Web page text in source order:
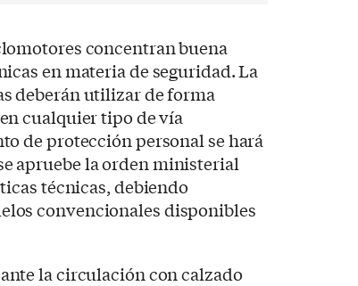
concentran buena
en materia de seguridad. La
deberán utilizar de forma
cualquier tipo de vía
de protección personal se hará
apruebe la orden ministerial
técnicas, debiendo
convencionales disponibles
la circulación con calzado